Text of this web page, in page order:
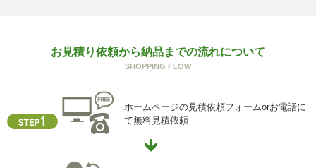
ご本人からの求めにより、当社が保有する保有個人データ
に関する開示、利用目的の通知、内容の訂正・追加または
供記録の開示(以下、開示等という)に応じます。
開示等に応ずる窓口は、下記「当社の個人情報の取扱いに
関する苦情、相談等の問合せ先」を参照してください。
お見積り依頼から納品までの流れについて
SHOPPING FLOW
ホームページの見積依頼フォームorお電話に
て無料見積依頼